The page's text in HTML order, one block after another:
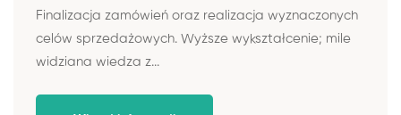
Finalizacja zamówień oraz realizacja wyznaczonych
celów sprzedażowych. Wyższe wykształcenie; mile
widziana wiedza z...